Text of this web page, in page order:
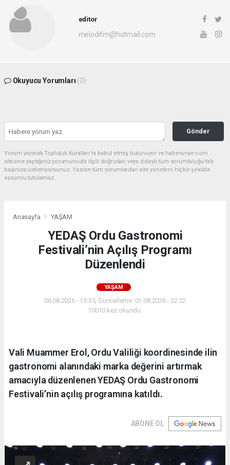
editor
melodifm@hotmail.com
Okuyucu Yorumları (0)
Gönder
Yorum yazarak Topluluk Kuralları’nı kabul etmiş bulunuyor ve haberunye.com
sitesine yaptığınız yorumunuzla ilgili doğrudan veya dolaylı tüm sorumluluğu tek
başınıza üstleniyorsunuz. Yazılan tüm yorumlardan site yönetimi hiçbir şekilde
sorumlu tutulamaz.
Anasayfa YAŞAM
YEDAŞ Ordu Gastronomi
Festivali’nin Açılış Programı
Düzenlendi
YAŞAM
06.08.2026 - 15:35, Güncelleme: 01.08.2026 - 22:22
10010 kez okundu.
Vali Muammer Erol, Ordu Valiliği koordinesinde ilin
gastronomi alanındaki marka değerini artırmak
amacıyla düzenlenen YEDAŞ Ordu Gastronomi
Festivali’nin açılış programına katıldı.
ABONE OL